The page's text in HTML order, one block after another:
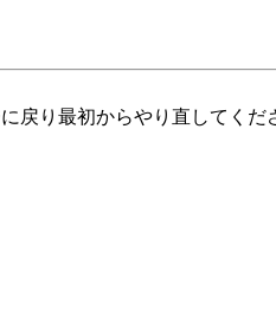
戻り最初からやり直してくだ